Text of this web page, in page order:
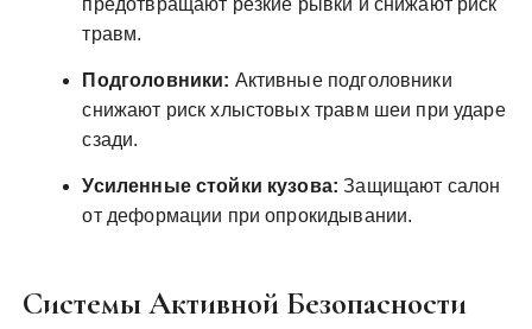
предотвращают резкие рывки и снижают риск
травм.
Подголовники: Активные подголовники
снижают риск хлыстовых травм шеи при ударе
сзади.
Усиленные стойки кузова: Защищают салон
от деформации при опрокидывании.
Системы Активной Безопасности